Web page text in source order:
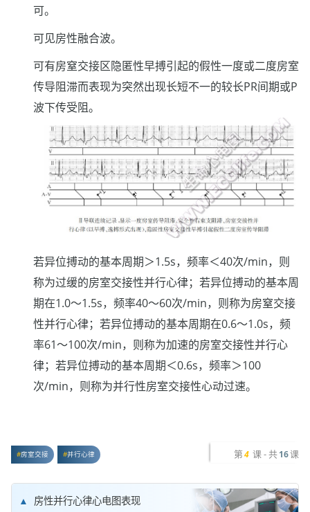
可。
可见房性融合波。
可有房窒交接区隐匿性早搏引起的假性一度或二度房室
传导阻滞而表现为突然出现长短不一的较长PR间期或P
波下传受阻。
若异位搏动的基本周期＞1.5s，频率＜40次/min，则
称为过缓的房室交接性并行心律；若异位搏动的基本周
期在1.0～1.5s，频率40～60次/min，则称为房窒交接
性并行心律；若异位搏动的基本周期在0.6～1.0s，频
率61～100次/min，则称为加速的房室交接性并行心
律；若异位搏动的基本周期＜0.6s，频率＞100
次/min，则称为并行性房室交接性心动过速。
房室交接 并行心律 第 4 课 - 共 16课
房性并行心律心电图表现